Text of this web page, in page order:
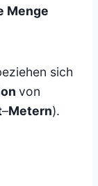
Menge
sich
von
–Metern).